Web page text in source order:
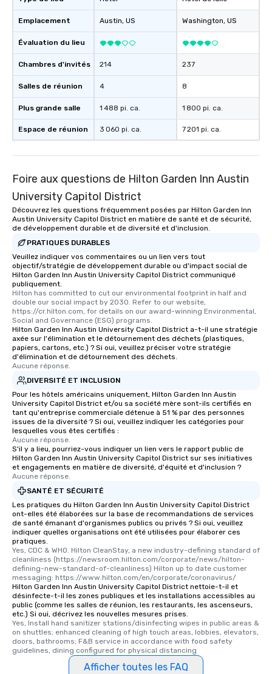
Emplacement
Évaluation du lieu
Chambres d'invités
Salles de réunion
Plus grande salle
Espace de réunion
Austin, US
214
4
1 488 pi. ca.
3 060 pi. ca.
Washington, US
237
8
1 800 pi. ca.
7 201 pi. ca.
Foire aux questions de Hilton Garden Inn Austin
University Capitol District
Découvrez les questions fréquemment posées par Hilton Garden Inn
Austin University Capitol District en matière de santé et de sécurité,
de développement durable et de diversité et d'inclusion.
PRATIQUES DURABLES
Veuillez indiquer vos commentaires ou un lien vers tout
objectif/stratégie de développement durable ou d'impact social de
Hilton Garden Inn Austin University Capitol District communiqué
publiquement.
Hilton has committed to cut our environmental footprint in half and
double our social impact by 2030. Refer to our website,
https://cr.hilton.com, for details on our award-winning Environmental,
Social and Governance (ESG) programs.
Hilton Garden Inn Austin University Capitol District a-t-il une stratégie
axée sur l'élimination et le détournement des déchets (plastiques,
papiers, cartons, etc.) ? Si oui, veuillez préciser votre stratégie
d'élimination et de détournement des déchets.
Aucune réponse.
DIVERSITÉ ET INCLUSION
Pour les hôtels américains uniquement, Hilton Garden Inn Austin
University Capitol District et/ou sa société mère sont-ils certifiés en
tant qu'entreprise commerciale détenue à 51 % par des personnes
issues de la diversité ? Si oui, veuillez indiquer les catégories pour
lesquelles vous êtes certifiés :
Aucune réponse.
S'il y a lieu, pourriez-vous indiquer un lien vers le rapport public de
Hilton Garden Inn Austin University Capitol District sur ses initiatives
et engagements en matière de diversité, d'équité et d'inclusion ?
Aucune réponse.
SANTÉ ET SÉCURITÉ
Les pratiques du Hilton Garden Inn Austin University Capitol District
ont-elles été élaborées sur la base de recommandations de services
de santé émanant d'organismes publics ou privés ? Si oui, veuillez
indiquer quelles organisations ont été utilisées pour élaborer ces
pratiques.
Yes, CDC & WHO. Hilton CleanStay, a new industry-defining standard of
cleanliness (https://newsroom.hilton.com/corporate/news/hilton-
defining-new-standard-of-cleanliness) Hilton up to date customer
messaging: https://www.hilton.com/en/corporate/coronavirus/
Hilton Garden Inn Austin University Capitol District nettoie-t-il et
désinfecte-t-il les zones publiques et les installations accessibles au
public (comme les salles de réunion, les restaurants, les ascenseurs,
etc.) Si oui, décrivez les nouvelles mesures prises.
Yes, Install hand sanitizer stations/disinfecting wipes in public areas &
on shuttles; enhanced cleaning of high touch areas, lobbies, elevators,
doors, bathrooms; F&B service in accordance with food safety
guidelines, dining configured for physical distancing
Afficher toutes les FAQ